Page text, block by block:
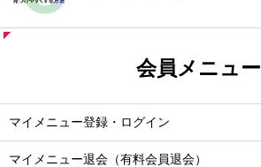
会員メニュー
マイメニュー登録・ログイン
マイメニュー退会（有料会員退会）